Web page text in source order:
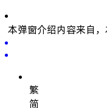
本弹窗介绍内容来自
繁
简